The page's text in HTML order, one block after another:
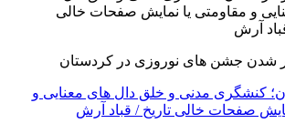
شدن جشن های نوروزی در کردستان
کنشگری مدنی و خلق دال های معنایی و
صفحات خالی تاریخ / قباد آرش